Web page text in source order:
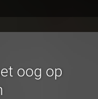
oog op